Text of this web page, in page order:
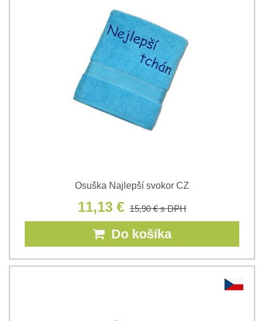
Osuška Najlepší svokor CZ
11,13 € 15,90 €s DPH
Do košíka